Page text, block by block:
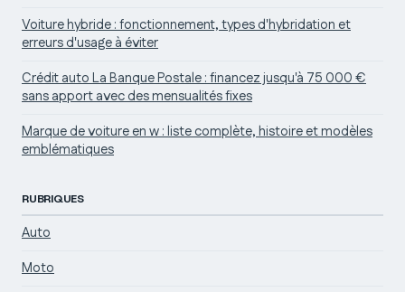
Voiture hybride : fonctionnement, types d'hybridation et
erreurs d'usage à éviter
Crédit auto La Banque Postale : financez jusqu'à 75 000 €
sans apport avec des mensualités fixes
Marque de voiture en w : liste complète, histoire et modèles
emblématiques
RUBRIQUES
Auto
Moto